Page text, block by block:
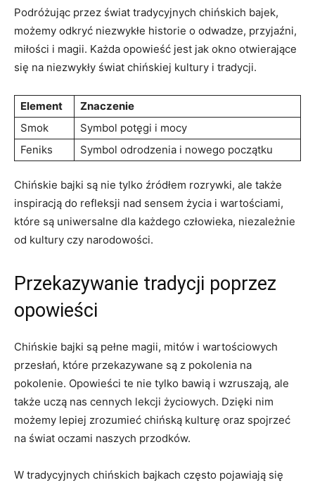
Podróżując przez świat⁢ tradycyjnych chińskich bajek,
możemy odkryć niezwykłe historie o odwadze, przyjaźni,‌
miłości ⁢i magii. Każda opowieść jest jak⁣ okno otwierające
się na niezwykły świat chińskiej kultury i tradycji.
Element
Znaczenie
Smok
Symbol potęgi i mocy
Feniks
Symbol odrodzenia i nowego początku
Chińskie bajki są nie tylko źródłem rozrywki, ale także
inspiracją do refleksji nad sensem życia i wartościami,
które są uniwersalne dla każdego człowieka, niezależnie
od kultury czy narodowości.
Przekazywanie tradycji poprzez
opowieści
Chińskie bajki są pełne magii, mitów i wartościowych
przesłań, które przekazywane są z pokolenia na
pokolenie. Opowieści te nie ⁢tylko bawią i wzruszają, ale
także uczą ⁢nas​ cennych ​lekcji życiowych. Dzięki nim
możemy lepiej zrozumieć chińską kulturę oraz‌ spojrzeć
na świat‌ oczami naszych przodków.
W tradycyjnych chińskich bajkach często pojawiają się